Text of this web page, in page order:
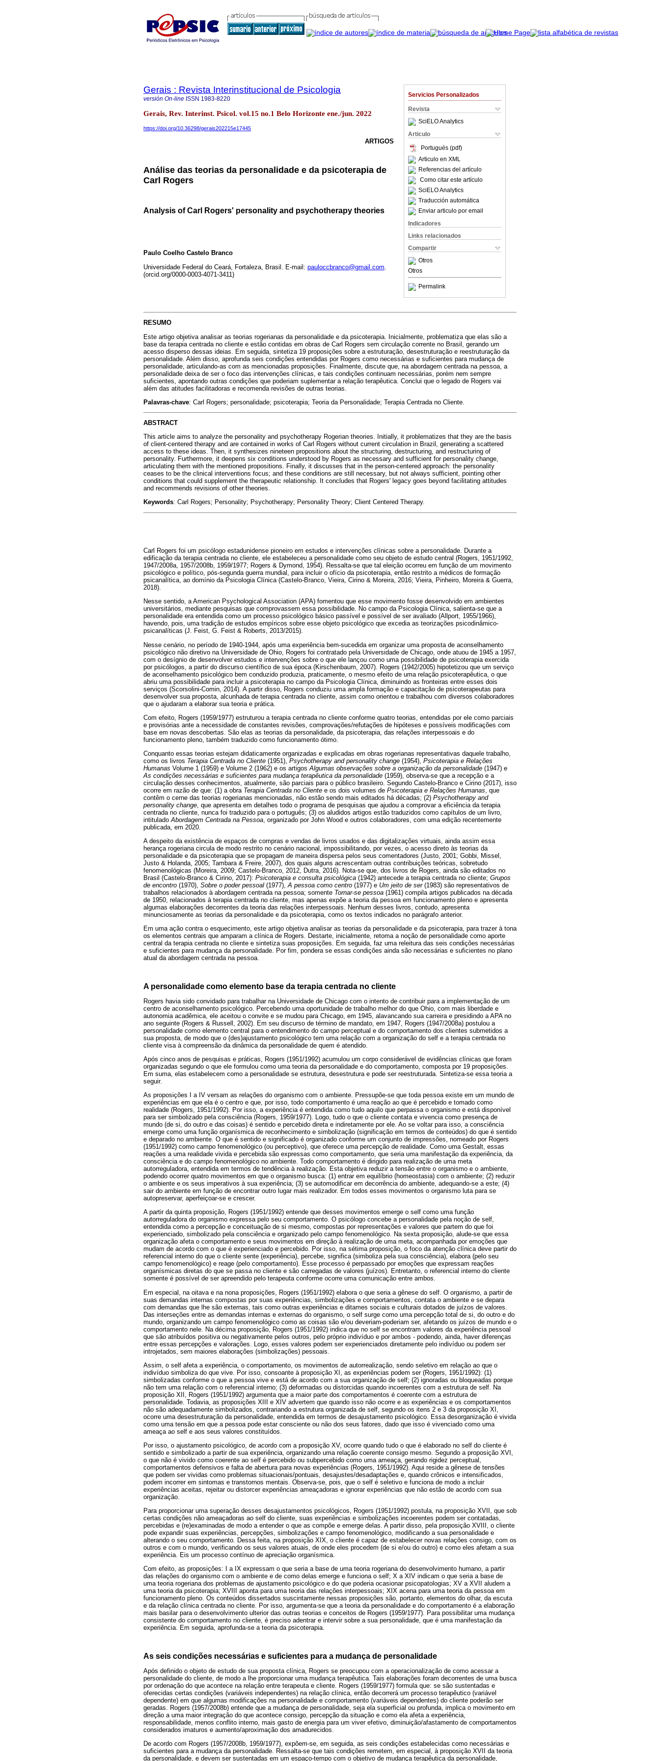
Servicios Personalizados
Revista
SciELO Analytics
Articulo
Portugués (pdf)
Articulo en XML
Referencias del artículo
Como citar este artículo
SciELO Analytics
Traducción automática
Enviar articulo por email
Indicadores
Links relacionados
Compartir
Otros
Otros
Permalink
Gerais : Revista Interinstitucional de Psicologia
versión On-line ISSN 1983-8220
Gerais, Rev. Interinst. Psicol. vol.15 no.1 Belo Horizonte ene./jun. 2022
https://doi.org/10.36298/gerais202215e17445
ARTIGOS
Análise das teorias da personalidade e da psicoterapia de
Carl Rogers
Analysis of Carl Rogers' personality and psychotherapy theories
Paulo Coelho Castelo Branco
Universidade Federal do Ceará, Fortaleza, Brasil. E-mail: pauloccbranco@gmail.com
(orcid.org/0000-0003-4071-3411)
RESUMO
Este artigo objetiva analisar as teorias rogerianas da personalidade e da psicoterapia. Inicialmente, problematiza que elas são a
base da terapia centrada no cliente e estão contidas em obras de Carl Rogers sem circulação corrente no Brasil, gerando um
acesso disperso dessas ideias. Em seguida, sintetiza 19 proposições sobre a estruturação, desestruturação e reestruturação da
personalidade. Além disso, aprofunda seis condições entendidas por Rogers como necessárias e suficientes para mudança de
personalidade, articulando-as com as mencionadas proposições. Finalmente, discute que, na abordagem centrada na pessoa, a
personalidade deixa de ser o foco das intervenções clínicas, e tais condições continuam necessárias, porém nem sempre
suficientes, apontando outras condições que poderiam suplementar a relação terapêutica. Conclui que o legado de Rogers vai
além das atitudes facilitadoras e recomenda revisões de outras teorias.
Palavras-chave: Carl Rogers; personalidade; psicoterapia; Teoria da Personalidade; Terapia Centrada no Cliente.
ABSTRACT
This article aims to analyze the personality and psychotherapy Rogerian theories. Initially, it problematizes that they are the basis
of client-centered therapy and are contained in works of Carl Rogers without current circulation in Brazil, generating a scattered
access to these ideas. Then, it synthesizes nineteen propositions about the structuring, destructuring, and restructuring of
personality. Furthermore, it deepens six conditions understood by Rogers as necessary and sufficient for personality change,
articulating them with the mentioned propositions. Finally, it discusses that in the person-centered approach: the personality
ceases to be the clinical interventions focus; and these conditions are still necessary, but not always sufficient, pointing other
conditions that could supplement the therapeutic relationship. It concludes that Rogers' legacy goes beyond facilitating attitudes
and recommends revisions of other theories.
Keywords: Carl Rogers; Personality; Psychotherapy; Personality Theory; Client Centered Therapy.
Carl Rogers foi um psicólogo estadunidense pioneiro em estudos e intervenções clínicas sobre a personalidade. Durante a
edificação da terapia centrada no cliente, ele estabeleceu a personalidade como seu objeto de estudo central (Rogers, 1951/1992,
1947/2008a, 1957/2008b, 1959/1977; Rogers & Dymond, 1954). Ressalta-se que tal eleição ocorreu em função de um movimento
psicológico e político, pós-segunda guerra mundial, para incluir o ofício da psicoterapia, então restrito a médicos de formação
psicanalítica, ao domínio da Psicologia Clínica (Castelo-Branco, Vieira, Cirino & Moreira, 2016; Vieira, Pinheiro, Moreira & Guerra,
2018).
Nesse sentido, a American Psychological Association (APA) fomentou que esse movimento fosse desenvolvido em ambientes
universitários, mediante pesquisas que comprovassem essa possibilidade. No campo da Psicologia Clínica, salienta-se que a
personalidade era entendida como um processo psicológico básico passível e possível de ser avaliado (Allport, 1955/1966),
havendo, pois, uma tradição de estudos empíricos sobre esse objeto psicológico que excedia as teorizações psicodinâmico-
psicanalíticas (J. Feist, G. Feist & Roberts, 2013/2015).
Nesse cenário, no período de 1940-1944, após uma experiência bem-sucedida em organizar uma proposta de aconselhamento
psicológico não diretivo na Universidade de Ohio, Rogers foi contratado pela Universidade de Chicago, onde atuou de 1945 a 1957,
com o desígnio de desenvolver estudos e intervenções sobre o que ele lançou como uma possibilidade de psicoterapia exercida
por psicólogos, a partir do discurso científico de sua época (Kirschenbaum, 2007). Rogers (1942/2005) hipotetizou que um serviço
de aconselhamento psicológico bem conduzido produzia, praticamente, o mesmo efeito de uma relação psicoterapêutica, o que
abriu uma possibilidade para incluir a psicoterapia no campo da Psicologia Clínica, diminuindo as fronteiras entre esses dois
serviços (Scorsolini-Comin, 2014). A partir disso, Rogers conduziu uma ampla formação e capacitação de psicoterapeutas para
desenvolver sua proposta, alcunhada de terapia centrada no cliente, assim como orientou e trabalhou com diversos colaboradores
que o ajudaram a elaborar sua teoria e prática.
Com efeito, Rogers (1959/1977) estruturou a terapia centrada no cliente conforme quatro teorias, entendidas por ele como parciais
e provisórias ante a necessidade de constantes revisões, comprovações/refutações de hipóteses e possíveis modificações com
base em novas descobertas. São elas as teorias da personalidade, da psicoterapia, das relações interpessoais e do
funcionamento pleno, também traduzido como funcionamento ótimo.
Conquanto essas teorias estejam didaticamente organizadas e explicadas em obras rogerianas representativas daquele trabalho,
como os livros Terapia Centrada no Cliente (1951), Psychotherapy and personality change (1954), Psicoterapia e Relações
Humanas Volume 1 (1959) e Volume 2 (1962) e os artigos Algumas observações sobre a organização da personalidade (1947) e
As condições necessárias e suficientes para mudança terapêutica da personalidade (1959), observa-se que a recepção e a
circulação desses conhecimentos, atualmente, são parciais para o público brasileiro. Segundo Castelo-Branco e Cirino (2017), isso
ocorre em razão de que: (1) a obra Terapia Centrada no Cliente e os dois volumes de Psicoterapia e Relações Humanas , que
contêm o cerne das teorias rogerianas mencionadas, não estão sendo mais editados há décadas; (2) Psychotherapy and
personality change , que apresenta em detalhes todo o programa de pesquisas que ajudou a comprovar a eficiência da terapia
centrada no cliente, nunca foi traduzido para o português; (3) os aludidos artigos estão traduzidos como capítulos de um livro,
intitulado Abordagem Centrada na Pessoa , organizado por John Wood e outros colaboradores, com uma edição recentemente
publicada, em 2020.
A despeito da existência de espaços de compras e vendas de livros usados e das digitalizações virtuais, ainda assim essa
herança rogeriana circula de modo restrito no cenário nacional, impossibilitando, por vezes, o acesso direto às teorias da
personalidade e da psicoterapia que se propagam de maneira dispersa pelos seus comentadores (Justo, 2001; Gobbi, Missel,
Justo & Holanda, 2005; Tambara & Freire, 2007), dos quais alguns acrescentam outras contribuições teóricas, sobretudo
fenomenológicas (Moreira, 2009; Castelo-Branco, 2012, Dutra, 2016). Nota-se que, dos livros de Rogers, ainda são editados no
Brasil (Castelo-Branco & Cirino, 2017): Psicoterapia e consulta psicológica (1942) antecede a terapia centrada no cliente; Grupos
de encontro (1970), Sobre o poder pessoal (1977),A pessoa como centro (1977) e Um jeito de ser(1983) são representativos de
trabalhos relacionados à abordagem centrada na pessoa; somente Tornar-se pessoa (1961) compila artigos publicados na década
de 1950, relacionados à terapia centrada no cliente, mas apenas expõe a teoria da pessoa em funcionamento pleno e apresenta
algumas elaborações decorrentes da teoria das relações interpessoais. Nenhum desses livros, contudo, apresenta
minunciosamente as teorias da personalidade e da psicoterapia, como os textos indicados no parágrafo anterior.
Em uma ação contra o esquecimento, este artigo objetiva analisar as teorias da personalidade e da psicoterapia, para trazer à tona
os elementos centrais que amparam a clínica de Rogers. Destarte, inicialmente, retoma a noção de personalidade como aporte
central da terapia centrada no cliente e sintetiza suas proposições. Em seguida, faz uma releitura das seis condições necessárias
e suficientes para mudança da personalidade. Por fim, pondera se essas condições ainda são necessárias e suficientes no plano
atual da abordagem centrada na pessoa.
A personalidade como elemento base da terapia centrada no cliente
Rogers havia sido convidado para trabalhar na Universidade de Chicago com o intento de contribuir para a implementação de um
centro de aconselhamento psicológico. Percebendo uma oportunidade de trabalho melhor do que Ohio, com mais liberdade e
autonomia acadêmica, ele aceitou o convite e se mudou para Chicago, em 1945, alavancando sua carreira e presidindo a APA no
ano seguinte (Rogers & Russell, 2002). Em seu discurso de término de mandato, em 1947, Rogers (1947/2008a) postulou a
personalidade como elemento central para o entendimento do campo perceptual e do comportamento dos clientes submetidos a
sua proposta, de modo que o (des)ajustamento psicológico tem uma relação com a organização do self e a terapia centrada no
cliente visa à compreensão da dinâmica da personalidade de quem é atendido.
Após cinco anos de pesquisas e práticas, Rogers (1951/1992) acumulou um corpo considerável de evidências clínicas que foram
organizadas segundo o que ele formulou como uma teoria da personalidade e do comportamento, composta por 19 proposições.
Em suma, elas estabelecem como a personalidade se estrutura, desestrutura e pode ser reestruturada. Sintetiza-se essa teoria a
seguir.
As proposições I a IV versam as relações do organismo com o ambiente. Pressupõe-se que toda pessoa existe em um mundo de
experiências em que ela é o centro e que, por isso, todo comportamento é uma reação ao que é percebido e tomado como
realidade (Rogers, 1951/1992). Por isso, a experiência é entendida como tudo aquilo que perpassa o organismo e está disponível
para ser simbolizado pela consciência (Rogers, 1959/1977). Logo, tudo o que o cliente contata e vivencia como presença de
mundo (de si, do outro e das coisas) é sentido e percebido direta e indiretamente por ele. Ao se voltar para isso, a consciência
emerge como uma função organísmica de reconhecimento e simbolização (significação em termos de conteúdos) do que é sentido
e deparado no ambiente. O que é sentido e significado é organizado conforme um conjunto de impressões, nomeado por Rogers
(1951/1992) como campo fenomenológico (ou perceptivo), que oferece uma percepção de realidade. Como uma Gestalt, essas
reações a uma realidade vivida e percebida são expressas como comportamento, que seria uma manifestação da experiência, da
consciência e do campo fenomenológico no ambiente. Todo comportamento é dirigido para realização de uma meta
autorreguladora, entendida em termos de tendência à realização. Esta objetiva reduzir a tensão entre o organismo e o ambiente,
podendo ocorrer quatro movimentos em que o organismo busca: (1) entrar em equilíbrio (homeostasia) com o ambiente; (2) reduzir
o ambiente e os seus imperativos à sua experiência; (3) se automodificar em decorrência do ambiente, adequando-se a este; (4)
sair do ambiente em função de encontrar outro lugar mais realizador. Em todos esses movimentos o organismo luta para se
autopreservar, aperfeiçoar-se e crescer.
A partir da quinta proposição, Rogers (1951/1992) entende que desses movimentos emerge o self como uma função
autorreguladora do organismo expressa pelo seu comportamento. O psicólogo concebe a personalidade pela noção de self,
entendida como a percepção e conceituação de si mesmo, compostas por representações e valores que partem do que foi
experienciado, simbolizado pela consciência e organizado pelo campo fenomenológico. Na sexta proposição, alude-se que essa
organização afeta o comportamento e seus movimentos em direção à realização de uma meta, acompanhada por emoções que
mudam de acordo com o que é experienciado e percebido. Por isso, na sétima proposição, o foco da atenção clínica deve partir do
referencial interno do que o cliente sente (experiência), percebe, significa (simboliza pela sua consciência), elabora (pelo seu
campo fenomenológico) e reage (pelo comportamento). Esse processo é perpassado por emoções que expressam reações
organísmicas diretas do que se passa no cliente e são carregadas de valores (juízos). Entretanto, o referencial interno do cliente
somente é possível de ser apreendido pelo terapeuta conforme ocorre uma comunicação entre ambos.
Em especial, na oitava e na nona proposições, Rogers (1951/1992) elabora o que seria a gênese do self. O organismo, a partir de
suas demandas internas compostas por suas experiências, simbolizações e comportamentos, contata o ambiente e se depara
com demandas que lhe são externas, tais como outras experiências e ditames sociais e culturais dotados de juízos de valores.
Das interseções entre as demandas internas e externas do organismo, o self surge como uma percepção total de si, do outro e do
mundo, organizando um campo fenomenológico como as coisas são e/ou deveriam-poderiam ser, afetando os juízos de mundo e o
comportamento nele. Na décima proposição, Rogers (1951/1992) indica que no self se encontram valores da experiência pessoal
que são atribuídos positiva ou negativamente pelos outros, pelo próprio indivíduo e por ambos - podendo, ainda, haver diferenças
entre essas percepções e valorações. Logo, esses valores podem ser experienciados diretamente pelo indivíduo ou podem ser
introjetados, sem maiores elaborações (simbolizações) pessoais.
Assim, o self afeta a experiência, o comportamento, os movimentos de autorrealização, sendo seletivo em relação ao que o
indivíduo simboliza do que vive. Por isso, consoante à proposição XI, as experiências podem ser (Rogers, 1951/1992): (1)
simbolizadas conforme o que a pessoa vive e está de acordo com a sua organização de self; (2) ignoradas ou bloqueadas porque
não tem uma relação com o referencial interno; (3) deformadas ou distorcidas quando incoerentes com a estrutura de self. Na
proposição XII, Rogers (1951/1992) argumenta que a maior parte dos comportamentos é coerente com a estrutura de
personalidade. Todavia, as proposições XIII e XIV advertem que quando isso não ocorre e as experiências e os comportamentos
não são adequadamente simbolizados, contrariando a estrutura organizada de self, segundo os itens 2 e 3 da proposição XI,
ocorre uma desestruturação da personalidade, entendida em termos de desajustamento psicológico. Essa desorganização é vivida
como uma tensão em que a pessoa pode estar consciente ou não dos seus fatores, dado que isso é vivenciado como uma
ameaça ao self e aos seus valores constituídos.
Por isso, o ajustamento psicológico, de acordo com a proposição XV, ocorre quando tudo o que é elaborado no self do cliente é
sentido e simbolizado a partir de sua experiência, organizando uma relação coerente consigo mesmo. Segundo a proposição XVI,
o que não é vivido como coerente ao self é percebido ou subpercebido como uma ameaça, gerando rigidez perceptual,
comportamentos defensivos e falta de abertura para novas experiências (Rogers, 1951/1992). Aqui reside a gênese de tensões
que podem ser vividas como problemas situacionais/pontuais, desajustes/desadaptações e, quando crônicos e intensificados,
podem incorrer em sintomas e transtornos mentais. Observa-se, pois, que o self é seletivo e funciona de modo a incluir
experiências aceitas, rejeitar ou distorcer experiências ameaçadoras e ignorar experiências que não estão de acordo com sua
organização.
Para proporcionar uma superação desses desajustamentos psicológicos, Rogers (1951/1992) postula, na proposição XVII, que sob
certas condições não ameaçadoras ao self do cliente, suas experiências e simbolizações incoerentes podem ser contatadas,
percebidas e (re)examinadas de modo a entender o que as compõe e emerge delas. A partir disso, pela proposição XVIII, o cliente
pode expandir suas experiências, percepções, simbolizações e campo fenomenológico, modificando a sua personalidade e
alterando o seu comportamento. Dessa feita, na proposição XIX, o cliente é capaz de estabelecer novas relações consigo, com os
outros e com o mundo, verificando os seus valores atuais, de onde eles procedem (de si e/ou do outro) e como eles afetam a sua
experiência. Eis um processo contínuo de apreciação organísmica.
Com efeito, as proposições: I a IX expressam o que seria a base de uma teoria rogeriana do desenvolvimento humano, a partir
das relações do organismo com o ambiente e de como delas emerge e funciona o self; X a XIV indicam o que seria a base de
uma teoria rogeriana dos problemas de ajustamento psicológico e do que poderia ocasionar psicopatologias; XV a XVII aludem a
uma teoria da psicoterapia; XVIII aponta para uma teoria das relações interpessoais; XIX acena para uma teoria da pessoa em
funcionamento pleno. Os conteúdos dissertados suscintamente nessas proposições são, portanto, elementos do olhar, da escuta
e da relação clínica centrada no cliente. Por isso, argumenta-se que a teoria da personalidade e do comportamento é a elaboração
mais basilar para o desenvolvimento ulterior das outras teorias e conceitos de Rogers (1959/1977). Para possibilitar uma mudança
consistente do comportamento no cliente, é preciso adentrar e intervir sobre a sua personalidade, que é uma manifestação da
experiência. Em seguida, aprofunda-se a teoria da psicoterapia.
As seis condições necessárias e suficientes para a mudança de personalidade
Após definido o objeto de estudo de sua proposta clínica, Rogers se preocupou com a operacionalização de como acessar a
personalidade do cliente, de modo a lhe proporcionar uma mudança terapêutica. Tais elaborações foram decorrentes de uma busca
por ordenação do que acontece na relação entre terapeuta e cliente. Rogers (1959/1977) formula que: se são sustentadas e
oferecidas certas condições (variáveis independentes) na relação clínica, então decorrerá um processo terapêutico (variável
dependente) em que algumas modificações na personalidade e comportamento (variáveis dependentes) do cliente poderão ser
geradas. Rogers (1957/2008b) entende que a mudança de personalidade, seja ela superficial ou profunda, implica o movimento em
direção a uma maior integração do que acontece consigo, percepção da situação e como ela afeta a experiência,
responsabilidade, menos conflito interno, mais gasto de energia para um viver efetivo, diminuição/afastamento de comportamentos
considerados imaturos e aumento/aproximação dos amadurecidos.
De acordo com Rogers (1957/2008b, 1959/1977), expõem-se, em seguida, as seis condições estabelecidas como necessárias e
suficientes para a mudança da personalidade. Ressalta-se que tais condições remetem, em especial, à proposição XVII da teoria
da personalidade, e devem ser sustentadas em um espaço-tempo com o objetivo de mudança terapêutica da personalidade,